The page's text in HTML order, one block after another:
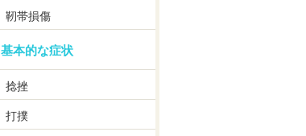
靭帯損傷
基本的な症状
捻挫
打撲